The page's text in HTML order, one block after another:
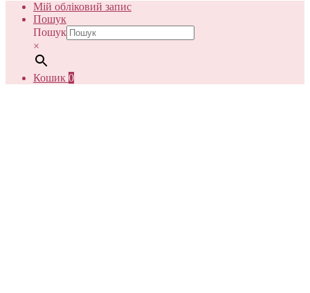
Мій обліковий запис
Пошук
Пошук
×
Кошик 0